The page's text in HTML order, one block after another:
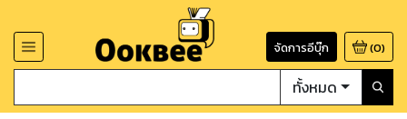
จัดการอีบุ๊ก (0)
ทั้งหมด